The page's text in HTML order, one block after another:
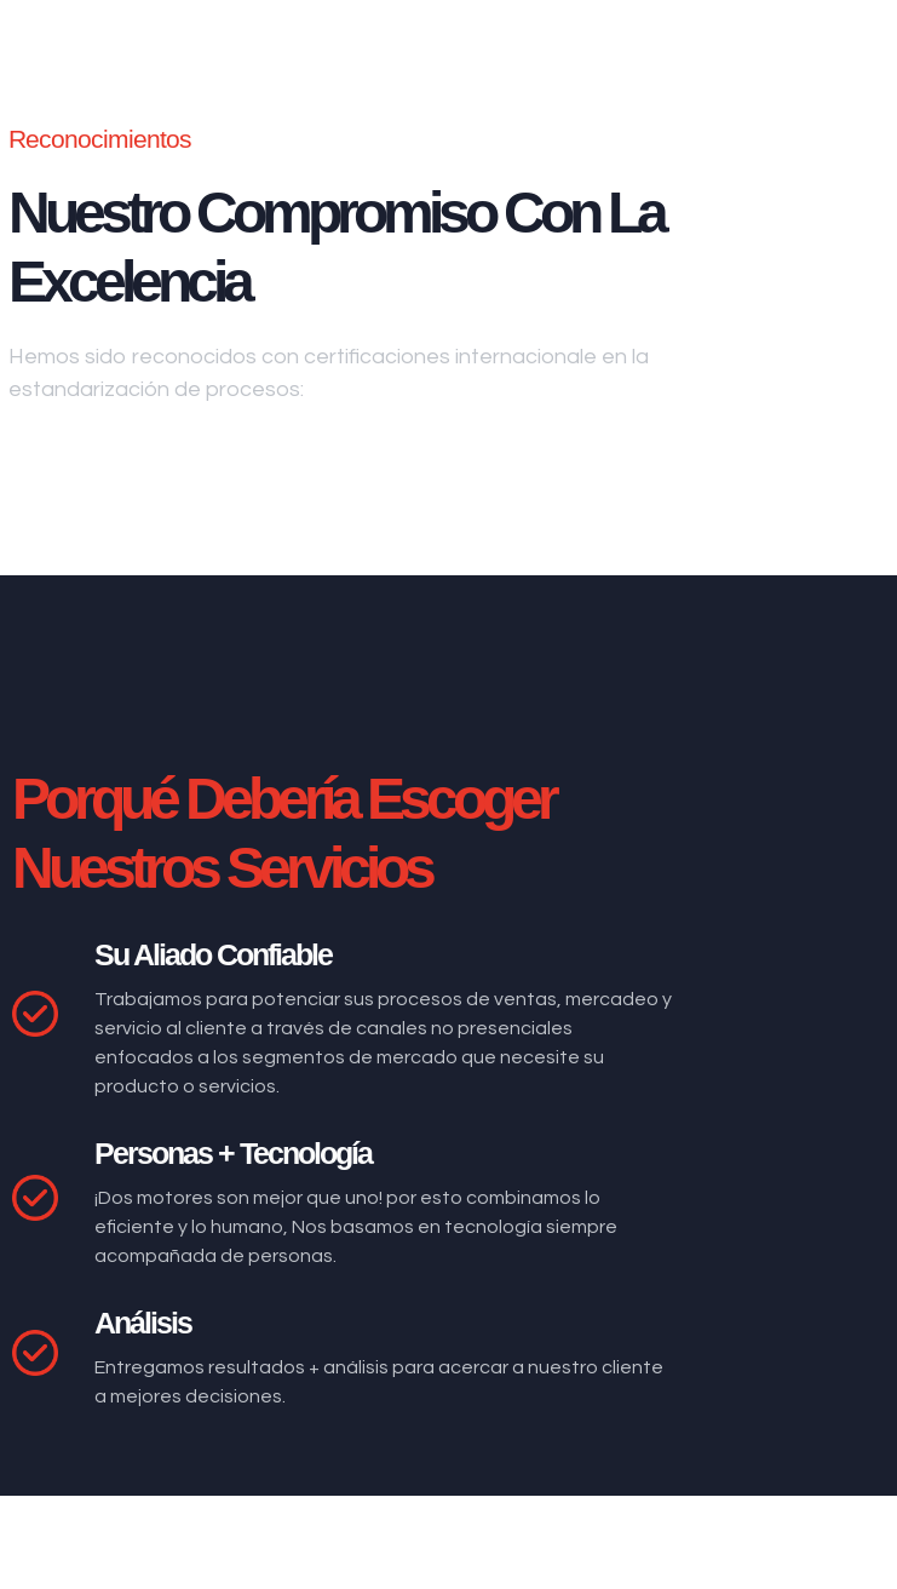
Reconocimientos
Nuestro Compromiso Con La
Excelencia
Hemos sido reconocidos con certificaciones internacionale en la
estandarización de procesos:
Porqué Debería Escoger
Nuestros Servicios
Su Aliado Confiable
Trabajamos para potenciar sus procesos de ventas, mercadeo y
servicio al cliente a través de canales no presenciales
enfocados a los segmentos de mercado que necesite su
producto o servicios.
Personas + Tecnología
¡Dos motores son mejor que uno! por esto combinamos lo
eficiente y lo humano, Nos basamos en tecnología siempre
acompañada de personas.
Análisis
Entregamos resultados + análisis para acercar a nuestro cliente
a mejores decisiones.